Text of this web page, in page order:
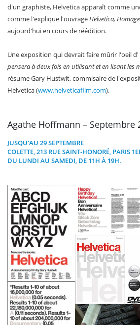
d'un graphiste, Helvetica apparaît comme
comme l'explique l'ouvrageHelvetica,
aujourd'hui en cours de réédition.
Une exposition qui devrait faire mûrir l'oeil d'
pensera à deux fois en utilisant et en lisant les
résume Gary Hustwit, commisaire de
Helvetica (www.helveticafilm.com).
Agathe Hoffmann – Septembre
JUSQU'AU 29 SEPTEMBRE
COLETTE, 213 RUE SAINT-HONORÉ, PARIS
DU LUNDI AU SAMEDI, DE 11H À 19H.